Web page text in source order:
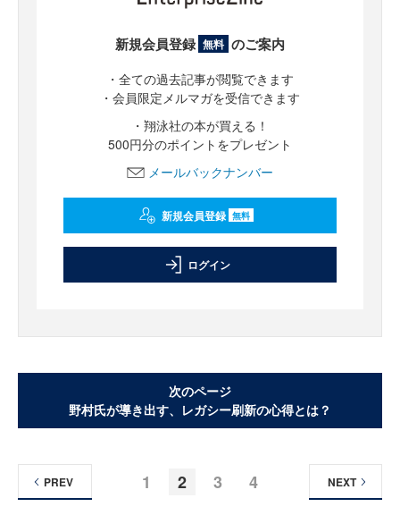
新規会員登録 無料 のご案内
・全ての過去記事が閲覧できます
・会員限定メルマガを受信できます
・翔泳社の本が買える！
500円分のポイントをプレゼント
メールバックナンバー
新規会員登録 無料
ログイン
次のページ
野村氏が導き出す、レガシー刷新の心得とは？
1 2 3 4
PREV NEXT